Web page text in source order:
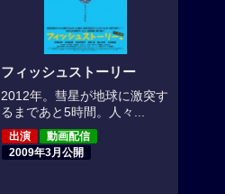
フィッシュストーリー
2012年。彗星が地球に激突す
るまであと5時間。人々...
出演
動画配信
2009年3月公開